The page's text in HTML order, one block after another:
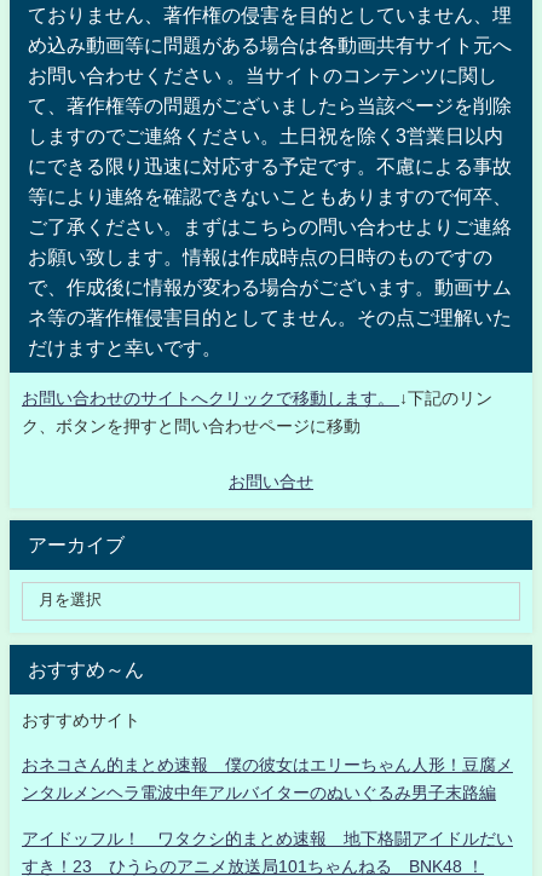
ておりません、著作権の侵害を目的としていません、埋
め込み動画等に問題がある場合は各動画共有サイト元へ
お問い合わせください 。当サイトのコンテンツに関し
て、著作権等の問題がございましたら当該ページを削除
しますのでご連絡ください。土日祝を除く3営業日以内
にできる限り迅速に対応する予定です。不慮による事故
等により連絡を確認できないこともありますので何卒、
ご了承ください。まずはこちらの問い合わせよりご連絡
お願い致します。情報は作成時点の日時のものですの
で、作成後に情報が変わる場合がございます。動画サム
ネ等の著作権侵害目的としてません。その点ご理解いた
だけますと幸いです。
お問い合わせのサイトへクリックで移動します。
↓下記のリン
ク、ボタンを押すと問い合わせページに移動
お問い合せ
アーカイブ
おすすめ～ん
おすすめサイト
おネコさん的まとめ速報 僕の彼女はエリーちゃん人形！豆腐メ
ンタルメンヘラ電波中年アルバイターのぬいぐるみ男子末路編
アイドッフル！ ワタクシ的まとめ速報 地下格闘アイドルだい
すき！23 ひうらのアニメ放送局101ちゃんねる BNK48 ！